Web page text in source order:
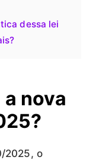
dessa lei
nova
2025, o